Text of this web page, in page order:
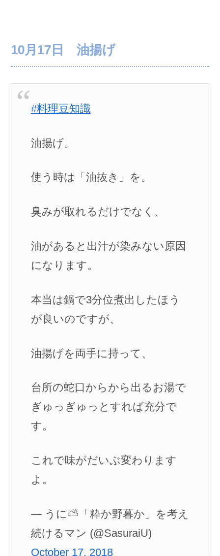
10月17日 油揚げ
#料理豆知識
油揚げ。
使う時は「油抜き」を。
臭みが取れるだけでなく、
油があると出汁が染みない原因
になります。
本当は鍋で3分位煮出したほう
が良いのですが、
油揚げを両手に持って、
台所の蛇口からから出るお湯で
ぎゅっぎゅっとすれば充分で
す。
これで味がだいぶ変わります
よ。
— うに⛅「粋か野暮か」を考え
続けるマン (@SasuraiU)
October 17, 2018